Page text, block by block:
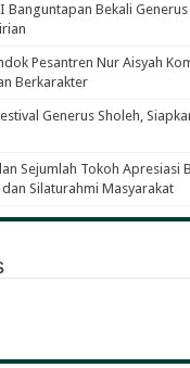
Banguntapan Bekali
Pesantren Nur Aisyah
Berkarakter
Generus Sholeh,
Sejumlah Tokoh Apresiasi
Silaturahmi Masyarakat